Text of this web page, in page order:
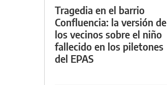
Tragedia en el barrio
Confluencia: la versión de
los vecinos sobre el niño
fallecido en los piletones
del EPAS